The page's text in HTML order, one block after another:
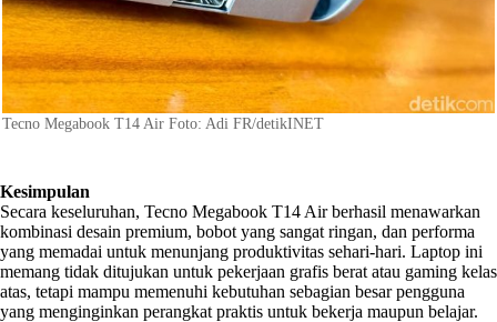
Tecno Megabook T14 Air Foto: Adi FR/detikINET
Kesimpulan
Secara keseluruhan, Tecno Megabook T14 Air berhasil menawarkan
kombinasi desain premium, bobot yang sangat ringan, dan performa
yang memadai untuk menunjang produktivitas sehari-hari. Laptop ini
memang tidak ditujukan untuk pekerjaan grafis berat atau gaming kelas
atas, tetapi mampu memenuhi kebutuhan sebagian besar pengguna
yang menginginkan perangkat praktis untuk bekerja maupun belajar.